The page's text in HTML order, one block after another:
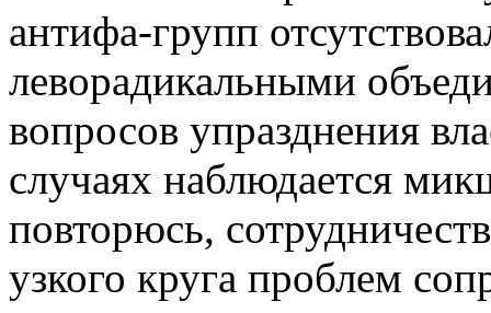
антифа-групп
леворадикальными
вопросов упразднения
случаях наблюдается
повторюсь,
узкого круга проблем